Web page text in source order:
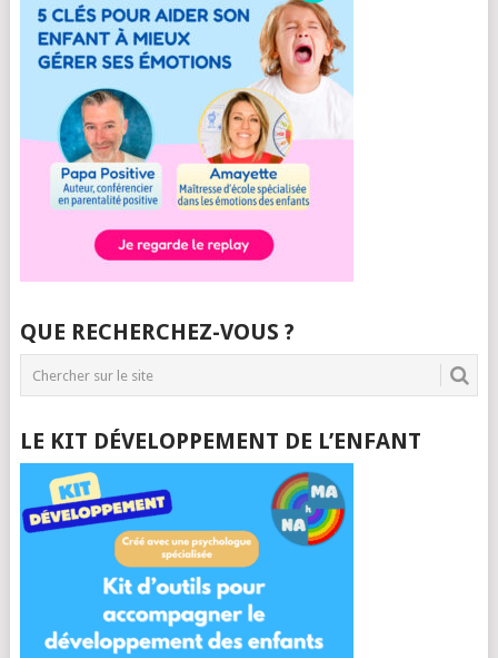
QUE RECHERCHEZ-VOUS ?
LE KIT DÉVELOPPEMENT DE L’ENFANT